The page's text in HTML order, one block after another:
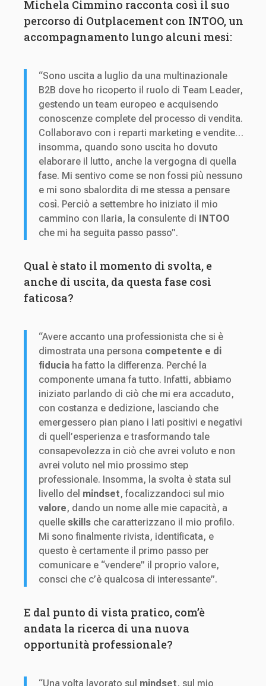
Michela Cimmino racconta così il suo
percorso di Outplacement con INTOO, un
accompagnamento lungo alcuni mesi:
“Sono uscita a luglio da una multinazionale
B2B dove ho ricoperto il ruolo di Team Leader,
gestendo un team europeo e acquisendo
conoscenze complete del processo di vendita.
Collaboravo con i reparti marketing e vendite…
insomma, quando sono uscita ho dovuto
elaborare il lutto, anche la vergogna di quella
fase. Mi sentivo come se non fossi più nessuno
e mi sono sbalordita di me stessa a pensare
così. Perciò a settembre ho iniziato il mio
cammino con Ilaria, la consulente di
INTOO
che mi ha seguita passo passo”.
Qual è stato il momento di svolta, e
anche di uscita, da questa fase così
faticosa?
“Avere accanto una professionista che si è
dimostrata una persona competente e di
fiducia ha fatto la differenza. Perché la
componente umana fa tutto. Infatti, abbiamo
iniziato parlando di ciò che mi era accaduto,
con costanza e dedizione, lasciando che
emergessero pian piano i lati positivi e negativi
di quell’esperienza e trasformando tale
consapevolezza in ciò che avrei voluto e non
avrei voluto nel mio prossimo step
professionale. Insomma, la svolta è stata sul
livello del mindset, focalizzandoci sul mio
valore, dando un nome alle mie capacità, a
quelle skills che caratterizzano il mio profilo.
Mi sono finalmente rivista, identificata, e
questo è certamente il primo passo per
comunicare e “vendere” il proprio valore,
consci che c’è qualcosa di interessante”.
E dal punto di vista pratico, com’è
andata la ricerca di una nuova
opportunità professionale?
“Una volta lavorato sul mindset, sul mio